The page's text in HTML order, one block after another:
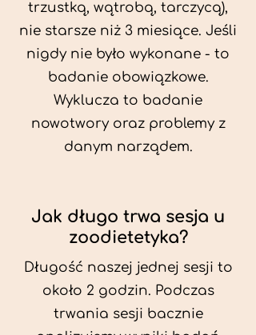
trzustką, wątrobą, tarczycą),
nie starsze niż 3 miesiące. Jeśli
nigdy nie było wykonane - to
badanie obowiązkowe.
Wyklucza to badanie
nowotwory oraz problemy z
danym narządem.
Jak długo trwa sesja u
zoodietetyka?
Długość naszej jednej sesji to
około 2 godzin. Podczas
trwania sesji bacznie